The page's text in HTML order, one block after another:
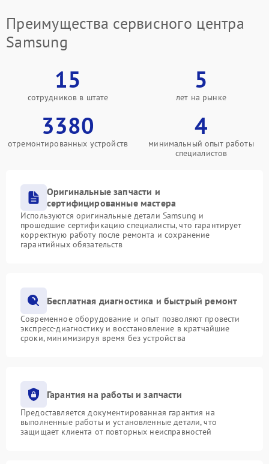
Преимущества сервисного центра
Samsung
15
сотрудников в штате
5
лет на рынке
3380
отремонтированных устройств
4
минимальный опыт работы
специалистов
Оригинальные запчасти и
сертифицированные мастера
Используются оригинальные детали Samsung и
прошедшие сертификацию специалисты, что гарантирует
корректную работу после ремонта и сохранение
гарантийных обязательств
Бесплатная диагностика и быстрый ремонт
Современное оборудование и опыт позволяют провести
экспресс-диагностику и восстановление в кратчайшие
сроки, минимизируя время без устройства
Гарантия на работы и запчасти
Предоставляется документированная гарантия на
выполненные работы и установленные детали, что
защищает клиента от повторных неисправностей